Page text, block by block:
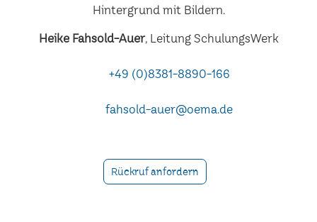
Heike Fahsold-Auer, Leitung SchulungsWerk
+49 (0)8381-8890-166
fahsold-auer@oema.de
Rückruf anfordern